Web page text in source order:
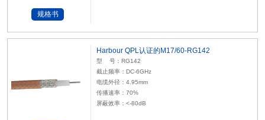
规格书
Harbour QPL认证的M17/60-RG142
型 号：RG142
截止频率：DC-6GHz
电缆外径：4.95mm
传播速率：70%
屏蔽效率：<-80dB